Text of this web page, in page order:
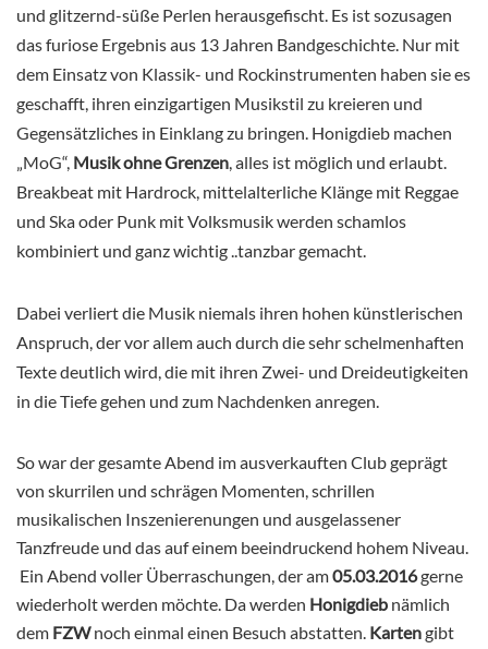
und glitzernd-süße Perlen herausgefischt. Es ist sozusagen
das furiose Ergebnis aus 13 Jahren Bandgeschichte. Nur mit
dem Einsatz von Klassik- und Rockinstrumenten haben sie es
geschafft, ihren einzigartigen Musikstil zu kreieren und
Gegensätzliches in Einklang zu bringen. Honigdieb machen
„MoG“, Musik ohne Grenzen, alles ist möglich und erlaubt.
Breakbeat mit Hardrock, mittelalterliche Klänge mit Reggae
und Ska oder Punk mit Volksmusik werden schamlos
kombiniert und ganz wichtig ..tanzbar gemacht.
Dabei verliert die Musik niemals ihren hohen künstlerischen
Anspruch, der vor allem auch durch die sehr schelmenhaften
Texte deutlich wird, die mit ihren Zwei- und Dreideutigkeiten
in die Tiefe gehen und zum Nachdenken anregen.
So war der gesamte Abend im ausverkauften Club geprägt
von skurrilen und schrägen Momenten, schrillen
musikalischen Inszenierenungen und ausgelassener
Tanzfreude und das auf einem beeindruckend hohem Niveau.
Ein Abend voller Überraschungen, der am05.03.2016gerne
wiederholt werden möchte. Da werden Honigdieb nämlich
dem FZWnoch einmal einen Besuch abstatten. Kartengibt